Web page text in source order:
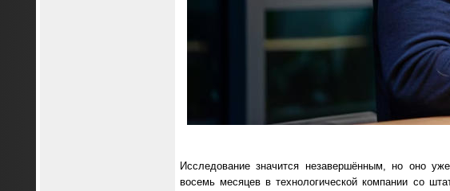
Исследование значится незавершённым, но оно
восемь месяцев в технологической компании со